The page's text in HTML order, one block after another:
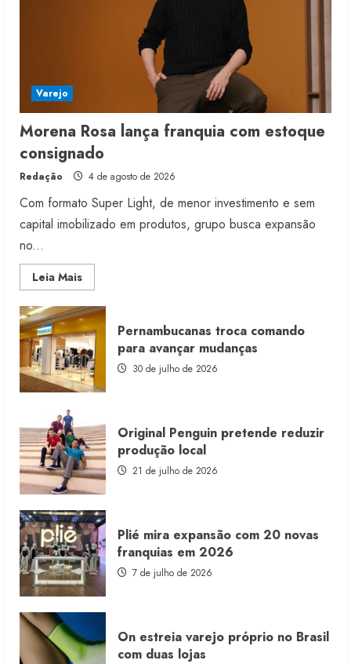
4 de agosto de 2026
Varejo
Morena Rosa lança franquia com estoque
consignado
Redação 4 de agosto de 2026
Com formato Super Light, de menor investimento e sem
capital imobilizado em produtos, grupo busca expansão
no...
Leia MaisRead
more
Morena
Rosa
lança
franquia
com
estoque
consignado
Pernambucanas troca comando
para avançar mudanças
30 de julho de 2026
Original Penguin pretende reduzir
produção local
21 de julho de 2026
Plié mira expansão com 20 novas
franquias em 2026
7 de julho de 2026
On estreia varejo próprio no Brasil
com duas lojas